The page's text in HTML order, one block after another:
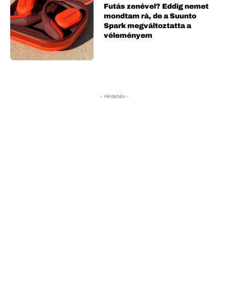
Futás zenével? Eddig nemet
mondtam rá, de a Suunto
Spark megváltoztatta a
véleményem
- Hirdetés -